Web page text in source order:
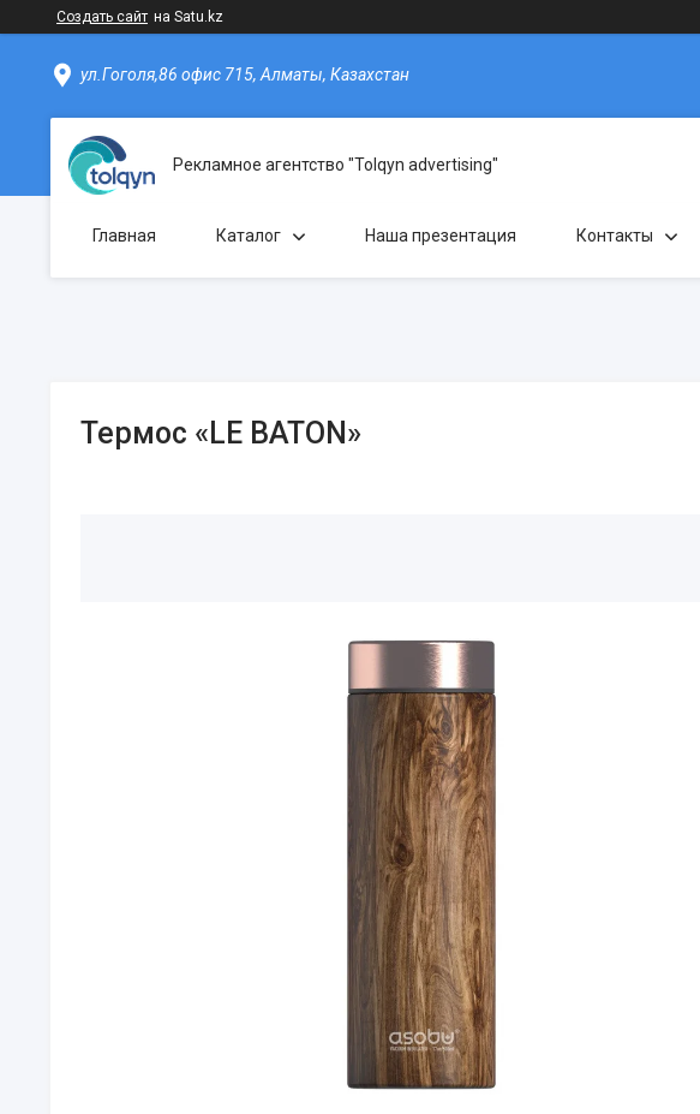
Создать сайт на Satu.kz
ул.Гоголя,86 офис 715, Алматы, Казахстан
Рекламное агентство "Tolqyn advertising"
Главная Каталог Наша презентация Контакты
Термос «LE BATON»